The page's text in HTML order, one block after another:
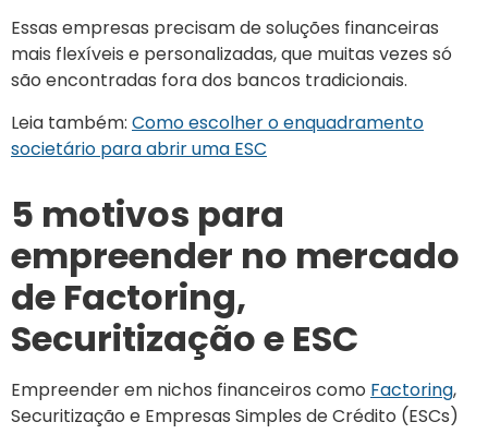
Essas empresas precisam de soluções financeiras
mais flexíveis e personalizadas, que muitas vezes só
são encontradas fora dos bancos tradicionais.
Leia também: Como escolher o enquadramento
societário para abrir uma ESC
5 motivos para
empreender no mercado
de Factoring,
Securitização e ESC
Empreender em nichos financeiros como Factoring,
Securitização e Empresas Simples de Crédito (ESCs)